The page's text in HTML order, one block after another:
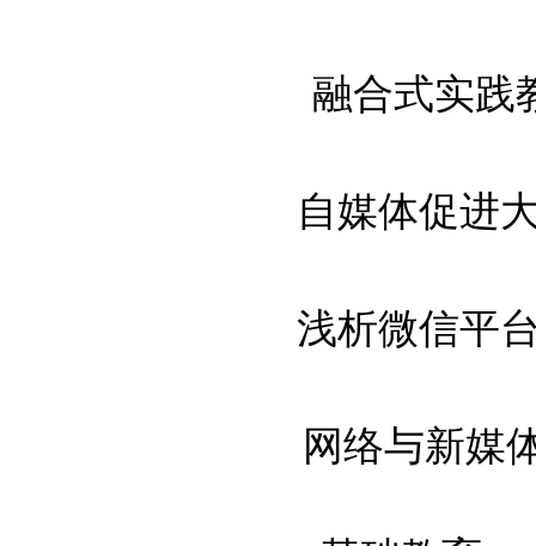
融合式实践
自媒体促进
浅析微信平
网络与新媒